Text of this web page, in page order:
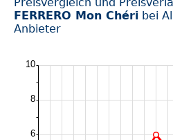
FERRERO Mon Chéri bei
Anbieter